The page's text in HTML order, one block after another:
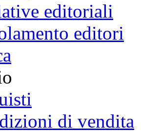
editoriali
editori
di vendita